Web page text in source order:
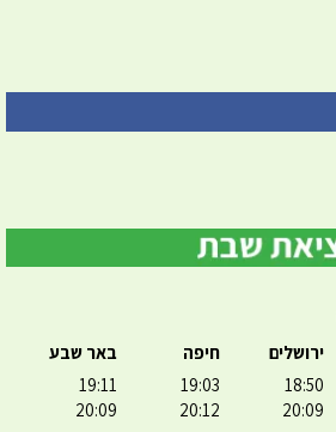
ירושלים
18:50
20:09
חיפה
19:03
20:12
באר שבע
19:11
20:09